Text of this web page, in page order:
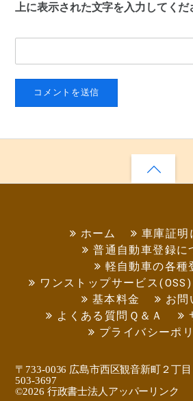
上に表示された文字を入力してくだ
ホーム
車庫証明
普通自動車登録に
軽自動車の各種
ワンストップサービス(OSS)
基本料金
お問
よくある質問Ｑ＆Ａ
プライバシーポ
〒733-0036 広島市西区観音新町２丁
503-3697
©2026 行政書士法人アッパーリンク